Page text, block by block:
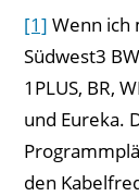
[1] Wenn ich
Südwest3
1PLUS, BR,
und Eureka.
den